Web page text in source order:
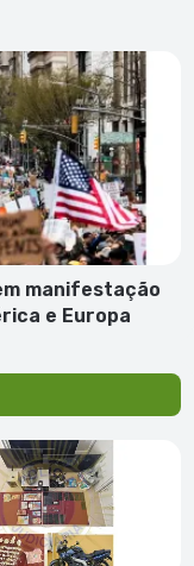
manifestação
e Europa